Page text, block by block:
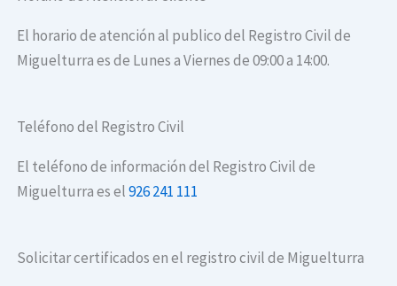
El horario de atención al publico del Registro Civil de
Miguelturra es de Lunes a Viernes de 09:00 a 14:00.
Teléfono del Registro Civil
El teléfono de información del Registro Civil de
Miguelturra es el926 241 111
Solicitar certificados en el registro civil de Miguelturra